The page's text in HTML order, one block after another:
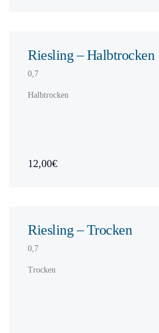
Riesling – Halbtrocken
0,7
Halbtrocken
12,00€
Riesling – Trocken
0,7
Trocken